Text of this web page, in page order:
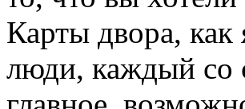
Карты двора,
люди, каждый со